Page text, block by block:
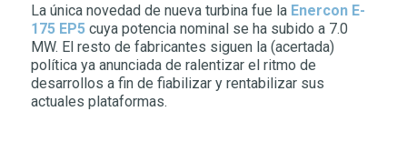
La única novedad de nueva turbina fue la Enercon E-
175 EP5 cuya potencia nominal se ha subido a 7.0
MW. El resto de fabricantes siguen la (acertada)
política ya anunciada de ralentizar el ritmo de
desarrollos a fin de fiabilizar y rentabilizar sus
actuales plataformas.